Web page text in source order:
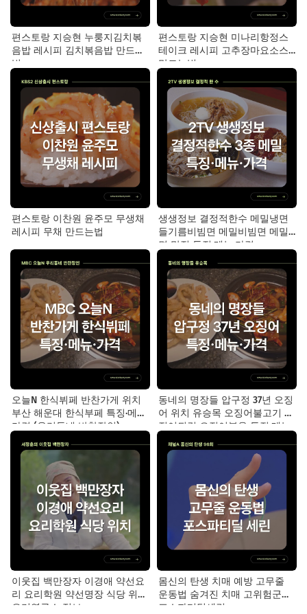
편스토랑 지승현 누룽지김치볶
음밥 레시피 김치볶음밥 만드는
법
편스토랑 지승현 미나리항정스
테이크 레시피 고추장마요소스
만드는법
편스토랑 이찬원 윤주모 무생채
레시피 무채 만드는법
생생정보 결정적한수 메밀냉면
들기름비빔면 메밀비빔면 메밀
면 맛집 특징·메뉴·가격
오늘N 한식뷔페 반찬가게 위치
부산 해운대 한식부페 특징·메뉴·
가격 (우리동네 반찬장인)
동네의 명장들 압구정 37년 오징
어 위치 유승목 오징어불고기 오
징어튀김 오징어볶음 특징·메뉴·
이웃집 백만장자 이경애 약선요
리 요리학원 약선명장 식당 위치
요리연구소 정보
몸신의 탄생 치매 예방 고무줄
운동법 숨겨진 치매 고위험군｜
포스파티딜세린